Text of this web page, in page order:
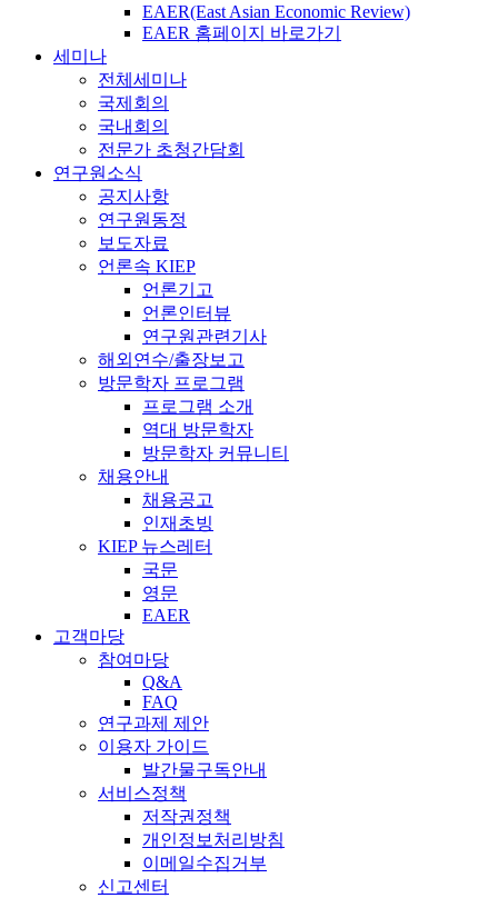
EAER(East Asian Economic Review)
EAER 홈페이지 바로가기
세미나
전체세미나
국제회의
국내회의
전문가 초청간담회
연구원소식
공지사항
연구원동정
보도자료
언론속 KIEP
언론기고
언론인터뷰
연구원관련기사
해외연수/출장보고
방문학자 프로그램
프로그램 소개
역대 방문학자
방문학자 커뮤니티
채용안내
채용공고
인재초빙
KIEP 뉴스레터
국문
영문
EAER
고객마당
참여마당
Q&A
FAQ
연구과제 제안
이용자 가이드
발간물구독안내
서비스정책
저작권정책
개인정보처리방침
이메일수집거부
신고센터